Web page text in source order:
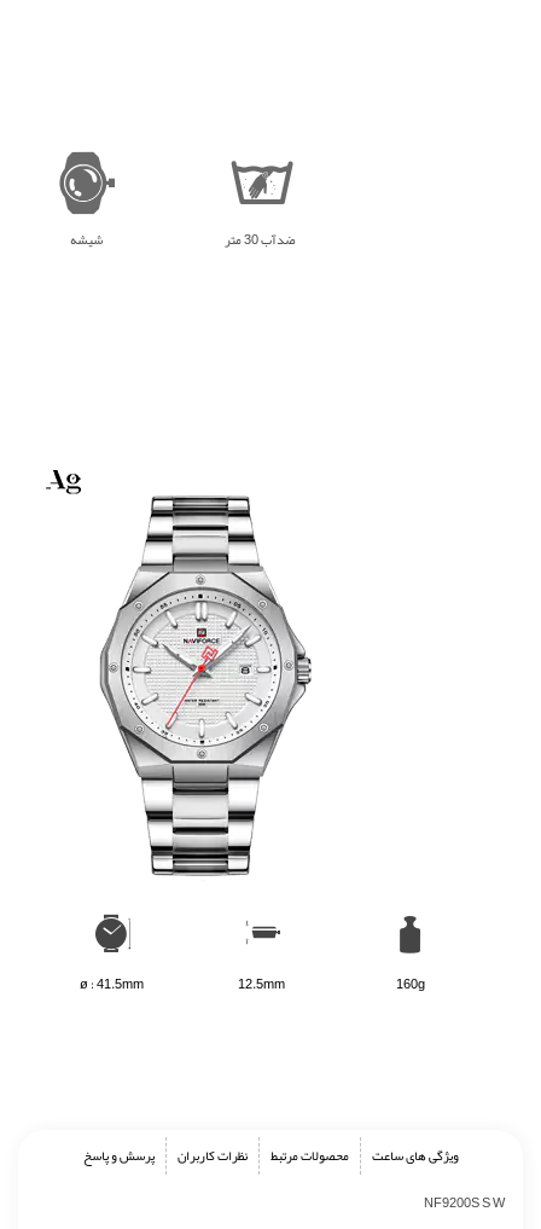
شیشه ضدآب 30 متر
ø : 41.5mm 12.5mm 160g
ویژگی های ساعت محصولات مرتبط نظرات کاربران
پرسش و پاسخ
NF9200S S W